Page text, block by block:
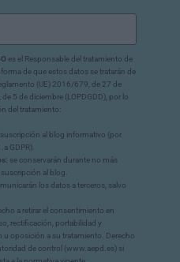
es el Responsable del tratamiento de
de que estos datos se tratarán de
(UE) 2016/679, de 27 de
5 de diciembre (LOPDGDD), por lo
del tratamiento:
suscripción al blog informativo (por
GDPR).
se conservarán durante no más
al blog.
los datos a terceros, salvo
a retirar el consentimiento en
rectificación, portabilidad y
u oposición a su tratamiento. Derecho
de control (www.aepd.es) si